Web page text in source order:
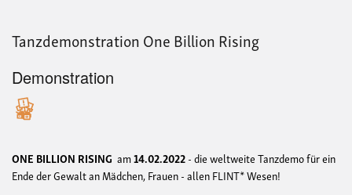
Tanzdemonstration One Billion Rising
Demonstration
ONE BILLION RISING am14.02.2022- die weltweite Tanzdemo für ein
Ende der Gewalt an Mädchen, Frauen - allen FLINT* Wesen!